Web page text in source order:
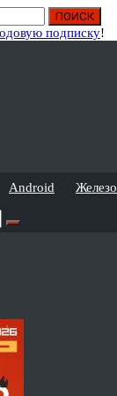
подписку!
Android Железо